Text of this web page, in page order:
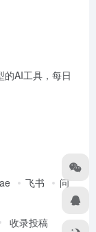
AI工具，每日
飞书
问
收录投稿